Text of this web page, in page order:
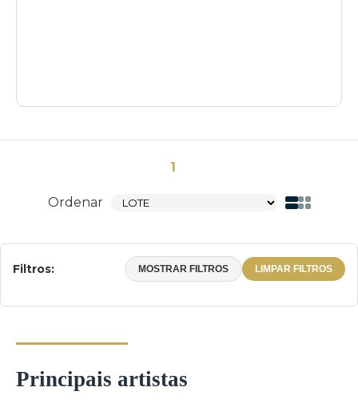
1
Ordenar
Filtros: MOSTRAR FILTROS LIMPAR FILTROS
Principais artistas